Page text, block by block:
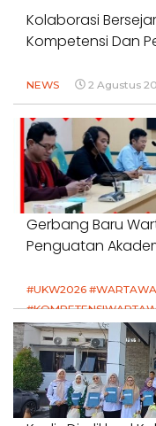
Kolaborasi
Kompetensi Dan
NEWS 2 Agustus
Gerbang Baru
Penguatan
#UKW2026
1 Agustus 2026